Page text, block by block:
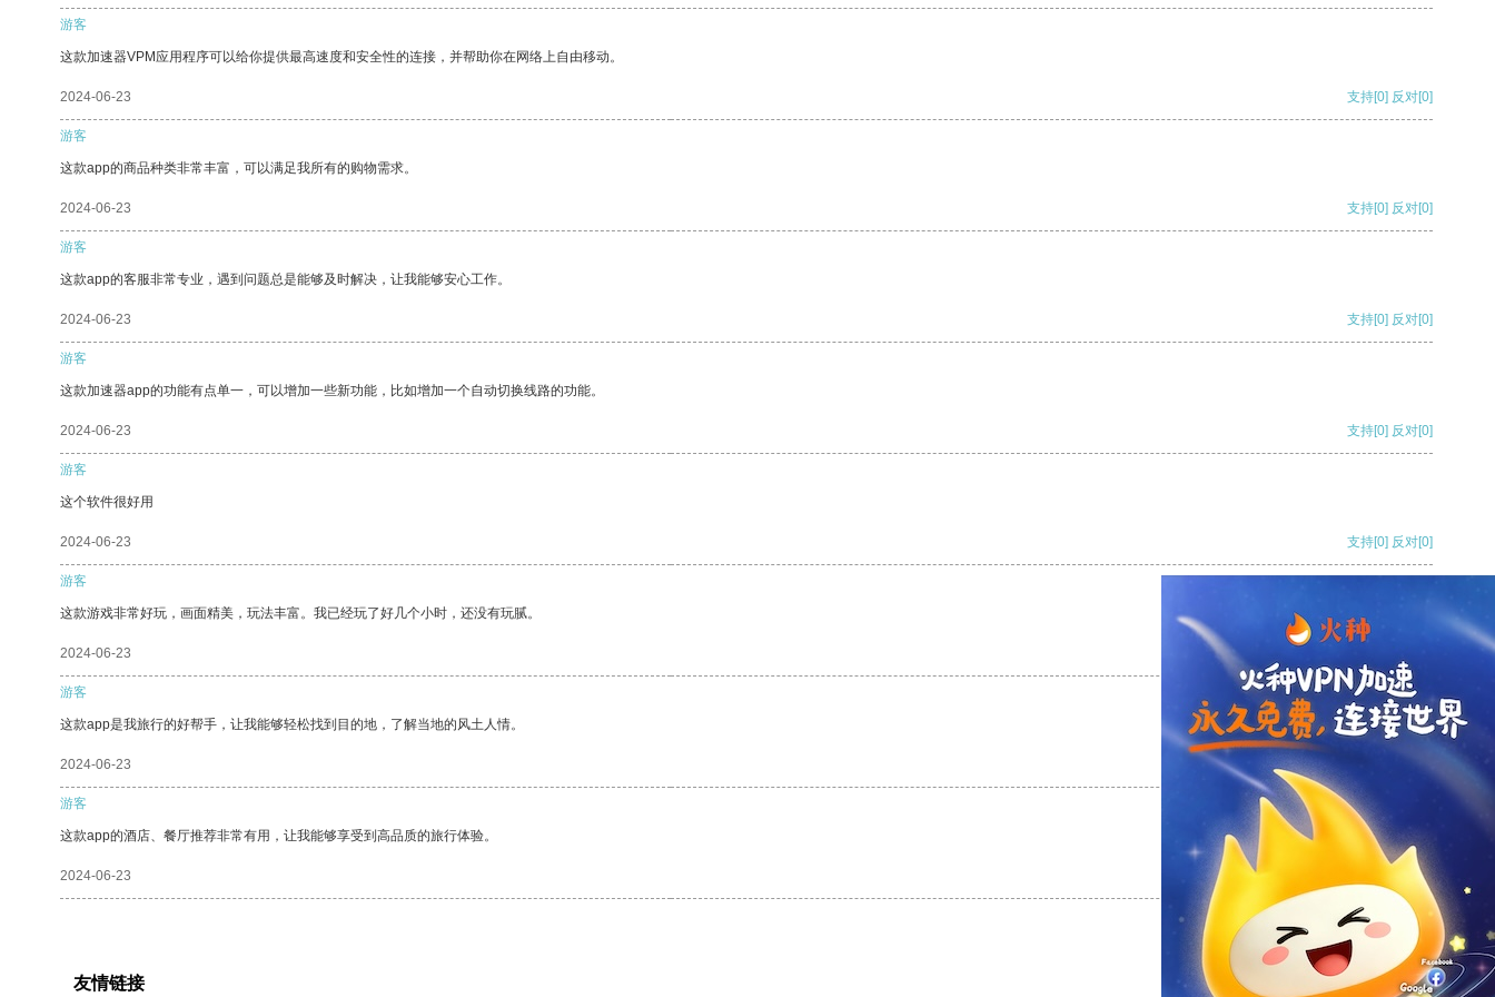
游客
这款加速器VPM应用程序可以给你提供最高速度和安全性的连接，并帮助你在网络上自由移动。
2024-06-23 支持[0] 反对[0]
游客
这款app的商品种类非常丰富，可以满足我所有的购物需求。
2024-06-23 支持[0] 反对[0]
游客
这款app的客服非常专业，遇到问题总是能够及时解决，让我能够安心工作。
2024-06-23 支持[0] 反对[0]
游客
这款加速器app的功能有点单一，可以增加一些新功能，比如增加一个自动切换线路的功能。
2024-06-23 支持[0] 反对[0]
游客
这个软件很好用
2024-06-23 支持[0] 反对[0]
游客
这款游戏非常好玩，画面精美，玩法丰富。我已经玩了好几个小时，还没有玩腻。
2024-06-23
游客
这款app是我旅行的好帮手，让我能够轻松找到目的地，了解当地的风土人情。
2024-06-23 反对
游客
这款app的酒店、餐厅推荐非常有用，让我能够享受到高品质的旅行体验。
2024-06-23 反对[0]
友情链接